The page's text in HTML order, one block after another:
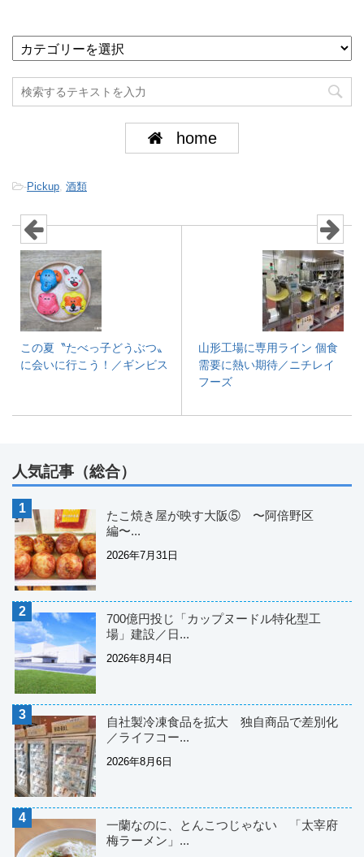
home
-Pickup 酒類
この夏〝たべっ子どうぶつ〟
に会いに行こう！／ギンビス
山形工場に専用ライン 個食
需要に熱い期待／ニチレイ
フーズ
人気記事（総合）
たこ焼き屋が映す大阪⑤ 〜阿倍野区
編〜...
2026年7月31日
700億円投じ「カップヌードル特化型工
場」建設／日...
2026年8月4日
自社製冷凍食品を拡大 独自商品で差別化
／ライフコー...
2026年8月6日
一蘭なのに、とんこつじゃない 「太宰府
梅ラーメン」...